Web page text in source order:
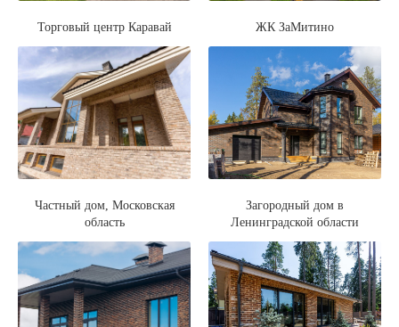
Торговый центр Каравай ЖК ЗаМитино
Частный дом, Московская
область
Загородный дом в
Ленинградской области